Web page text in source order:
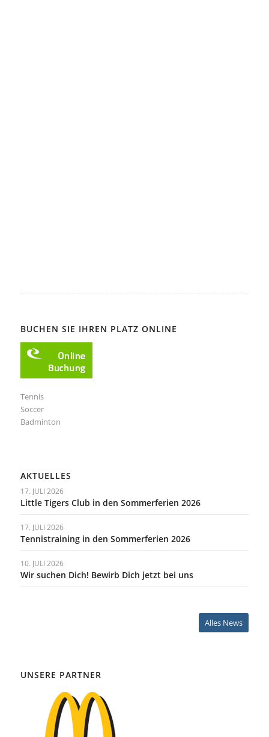
BUCHEN SIE IHREN PLATZ ONLINE
Tennis
Soccer
Badminton
AKTUELLES
17. JULI 2026
Little Tigers Club in den Sommerferien 2026
17. JULI 2026
Tennistraining in den Sommerferien 2026
10. JULI 2026
Wir suchen Dich! Bewirb Dich jetzt bei uns
Alles News
UNSERE PARTNER